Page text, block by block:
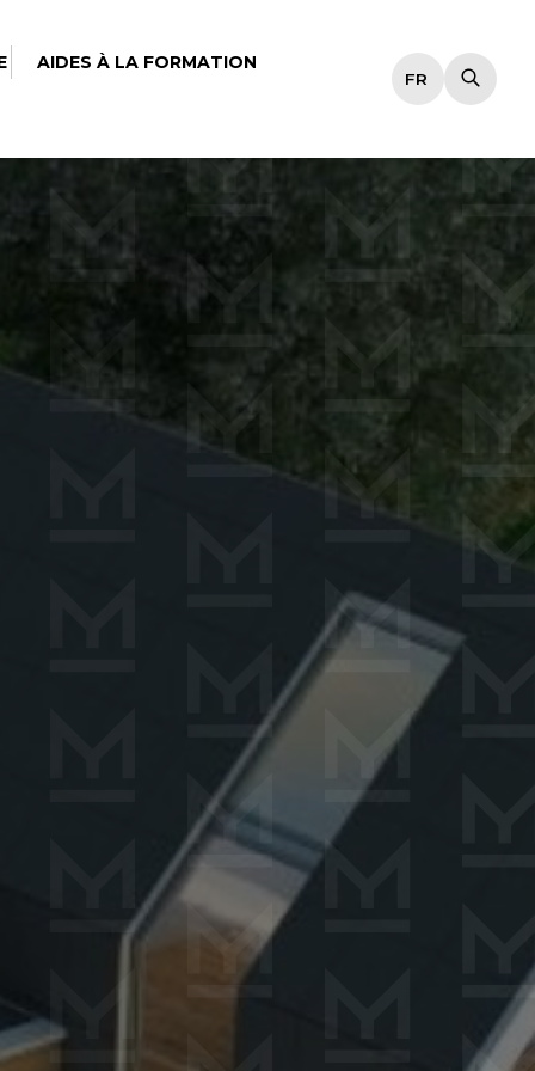
AIDES À LA FORMATION